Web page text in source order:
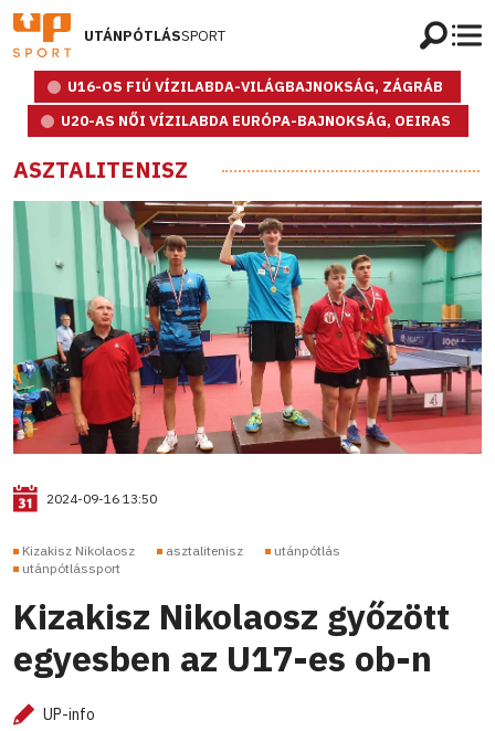
UTÁNPÓTLÁSSPORT
U16-OS FIÚ VÍZILABDA-VILÁGBAJNOKSÁG, ZÁGRÁB
U20-AS NŐI VÍZILABDA EURÓPA-BAJNOKSÁG, OEIRAS
ASZTALITENISZ
2024-09-16 13:50
Kizakisz Nikolaosz asztalitenisz
utánpótlás
utánpótlássport
Kizakisz Nikolaosz győzött
egyesben az U17-es ob-n
UP-info